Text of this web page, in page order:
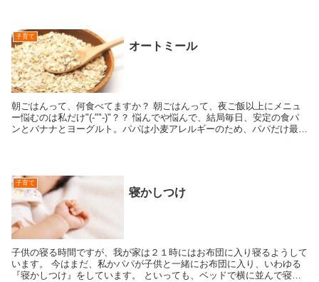
子育て
オートミール
朝ごはんって、何食べてますか？ 朝ごはんって、夜ご飯以上にメニュ
ー悩むのは私だけ"(-""-)"？？ 悩んでや悩んで、結局毎日、安定の食パ
ンとバナナとヨーグルト。パパは小麦アレルギーのため、パパだけ最近
子育て
寝かしつけ
子供の寝る時間ですが、我が家は２１時にはお布団に入り寝るようして
います。 今はまだ、私かパパが子供と一緒にお布団に入り、いわゆる
『寝かしつけ』をしています。 といっても、ベッドで横に並んで寝て